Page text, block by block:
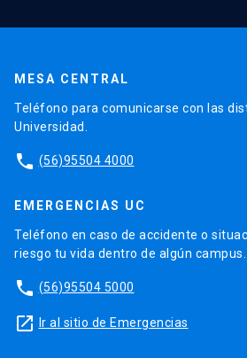
MESA CENTRAL
Teléfono para comunicarse con las
Universidad.
phone (56)95504 4000
EMERGENCIAS UC
Teléfono en caso de accidente o
riesgo tu vida dentro de algún campus.
phone (56)95504 5000
launch Ir al sitio de Emergencias